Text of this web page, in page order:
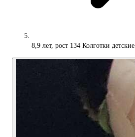
8,9 лет, рост 134 Колготки детские